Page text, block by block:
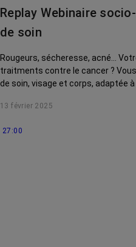
Replay Webinaire
de soin
Rougeurs, sécheresse, acné...
traitments contre le cancer ?
de soin, visage et corps, adaptée à vos
produits incontournables, à avoir
juillet 2024.
13 février 2025
27:00